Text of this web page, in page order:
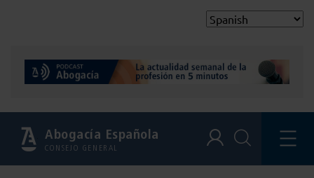
Abogacía Española
CONSEJO GENERAL